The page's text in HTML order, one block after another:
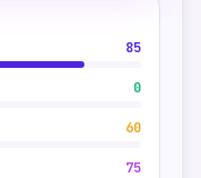
85
0
60
75